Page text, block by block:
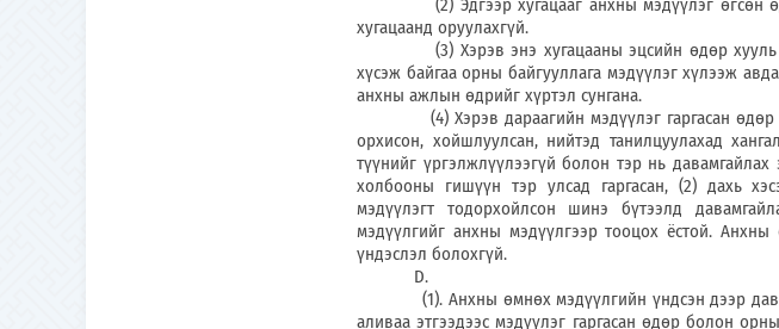
(2) Эдгээр хугацааг анхны мэдүүлэг өгсөн
хугацаанд оруулахгүй.
(3) Хэрэв энэ хугацааны эцсийн өдөр хууль
хүсэж байгаа орны байгууллага мэдүүлэг хүлээж
анхны ажлын өдрийг хүртэл сунгана.
(4) Хэрэв дараагийн мэдүүлэг гаргасан өдөр
орхисон, хойшлуулсан, нийтэд танилцуулахад
түүнийг үргэлжлүүлээгүй болон тэр нь давамгайлах
холбооны гишүүн тэр улсад гаргасан, (2) дахь
мэдүүлэгт тодорхойлсон шинэ бүтээлд
мэдүүлгийг анхны мэдүүлгээр тооцох ёстой. Анхны
үндэслэл болохгүй.
D.
(1). Анхны өмнөх мэдүүлгийн үндсэн дээр
аливаа этгээдээс мэдүүлэг гаргасан өдөр болон